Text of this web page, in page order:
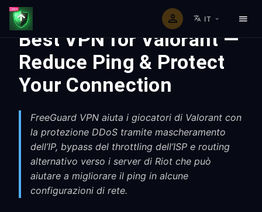
IT
Best VPN for Valorant —
Reduce Ping & Protect
Your Connection
FreeGuard VPN aiuta i giocatori di Valorant con
la protezione DDoS tramite mascheramento
dell’IP, bypass del throttling dell’ISP e routing
alternativo verso i server di Riot che può
aiutare a migliorare il ping in alcune
configurazioni di rete.